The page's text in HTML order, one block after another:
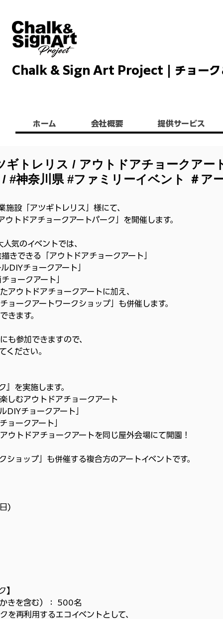
Chalk & Sign Art Project | チョーク
ホーム 会社概要 提供サービス
トレリス / アウトドアチョークアー
#神奈川県 #ファミリーイベント ＃ア
設「アツギトレリス」様にて、
トドアチョークアートパーク」を開催します。
気のイベントでは、
きできる「アウトドアチョークアート」
DIYチョークアート」
ョークアート」
たアウトドアチョークアートに加え、
ークアートワークショップ」も併催します。
きます。
も参加できますので、
ください。
』を実施します。
しむアウトドアチョークアート
DIYチョークアート」
ョークアート」
ウトドアチョークアートを同じ屋外会場にて開園！
ョップ」も併催する複合方のアートイベントです。
)
】
きを含む）： 500名
再利用するエコイベントとして、